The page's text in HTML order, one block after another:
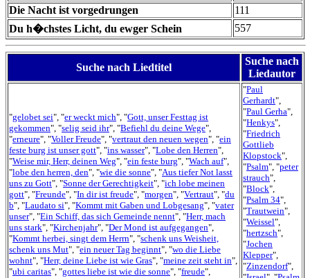
Die Nacht ist vorgedrungen
111
Du h�chstes Licht, du ewger Schein
557
Suche nach Liedtitel
Suche nach
Liedautor
"gelobet sei", "er weckt mich", "Gott, unser Festtag ist
gekommen", "selig seid ihr", "Befiehl du deine Wege",
"erneure", "Voller Freude", "vertraut den neuen wegen", "ein
feste burg ist unser gott", "ins wasser", "Lobe den Herren",
"Weise mir, Herr, deinen Weg", "ein feste burg", "Wach auf",
"lobe den herren, den", "wie die sonne", "Aus tiefer Not lasst
uns zu Gott", "Sonne der Gerechtigkeit", "ich lobe meinen
gott", "Freunde", "In dir ist freude", "morgen", "Vertraut", "du
b", "Laudato si", "Kommt mit Gaben und Lobgesang", "vater
unser", "Ein Schiff, das sich Gemeinde nennt", "Herr, mach
uns stark", "Kirchenjahr", "Der Mond ist aufgegangen",
"Kommt herbei, singt dem Herrn", "schenk uns Weisheit,
schenk uns Mut", "ein neuer Tag beginnt", "wo die Liebe
wohnt", "Herr, deine Liebe ist wie Gras", "meine zeit steht in",
"ubi caritas", "gottes liebe ist wie die sonne", "freude",
"Paul
Gerhardt",
"Paul Gerha",
"Henkys",
"Friedrich
Gottlieb
Klopstock",
"Psalm", "peter
strauch",
"Block",
"Psalm 34",
"Trautwein",
"Weissel",
"hertzsch",
"Jochen
Klepper",
"Zinzendorf",